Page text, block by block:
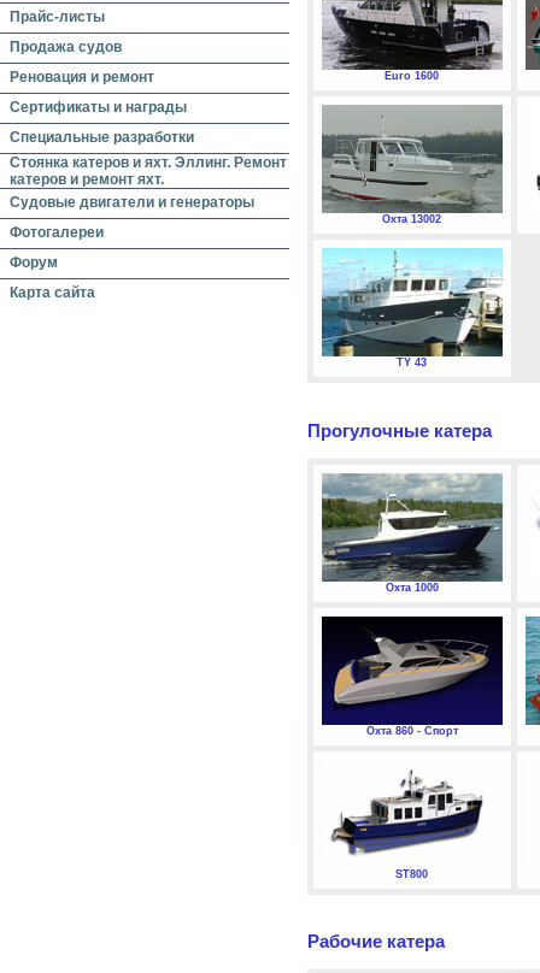
Прайс-листы
Продажа судов
Реновация и ремонт
Сертификаты и награды
Специальные разработки
Стоянка катеров и яхт. Эллинг. Ремонт
катеров и ремонт яхт.
Судовые двигатели и генераторы
Фотогалереи
Форум
Карта сайта
Euro 1600
Охта 13002
TY 43
Прогулочные катера
Охта 1000
Охта 860 - Спорт
ST800
Рабочие катера